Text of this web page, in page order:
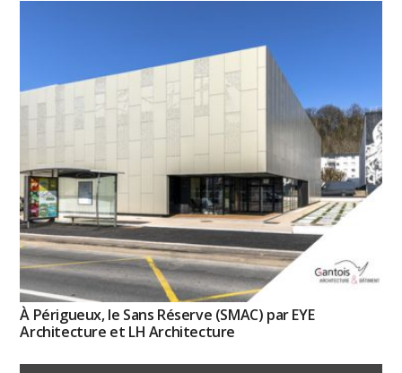
À Périgueux, le Sans Réserve (SMAC) par EYE
Architecture et LH Architecture